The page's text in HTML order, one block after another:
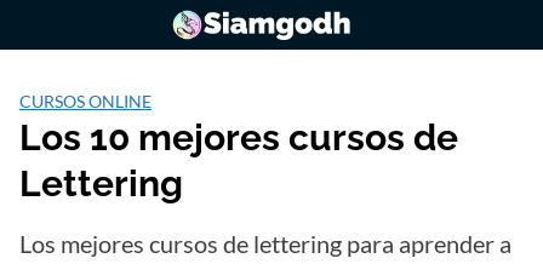
CURSOS ONLINE
Los 10 mejores cursos de
Lettering
Los mejores cursos de lettering para aprender a